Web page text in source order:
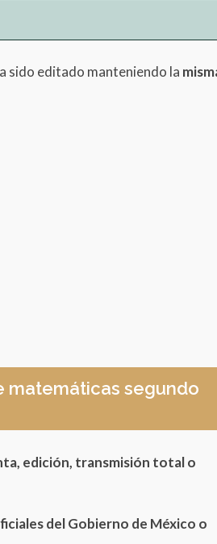
sido editado manteniendo la
matemáticas segundo
edición, transmisión total o
del Gobierno de México o